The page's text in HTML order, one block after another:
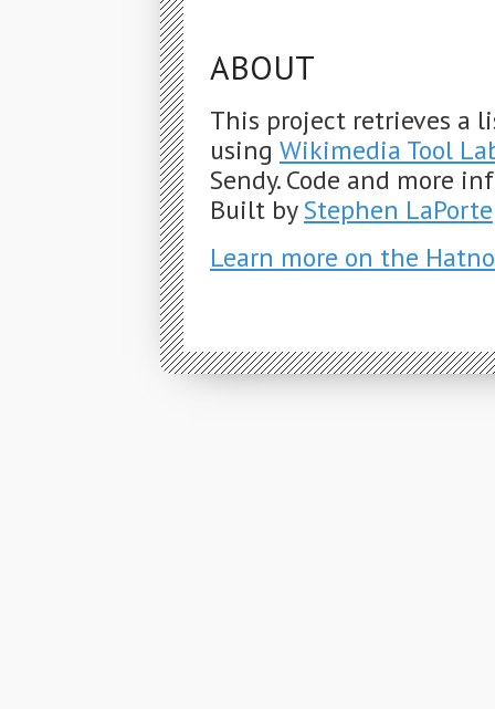
ABOUT
This project retrieves a
using Wikimedia Tool
Sendy. Code and more
Built byStephen LaPorte
Learn more on the